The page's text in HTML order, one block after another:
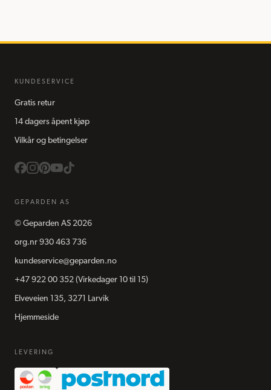
KUNDESERVICE
Gratis retur
14 dagers åpent kjøp
Vilkår og betingelser
GEPARDEN AS
© Geparden AS 2026
org.nr 930 463 736
kundeservice@geparden.no
+47 922 00 352 (Virkedager 10 til 15)
Elveveien 135, 3271 Larvik
Hjemmeside
LEVERING